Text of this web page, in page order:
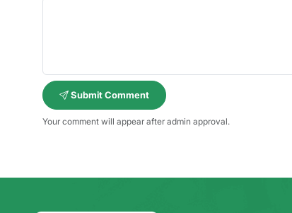
Submit Comment
Your comment will appear after admin approval.